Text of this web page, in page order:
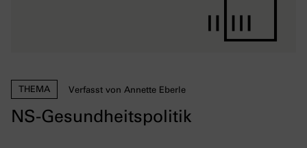
NS-Gesundheitspolitik
THEMA Verfasst von Annette Eberle